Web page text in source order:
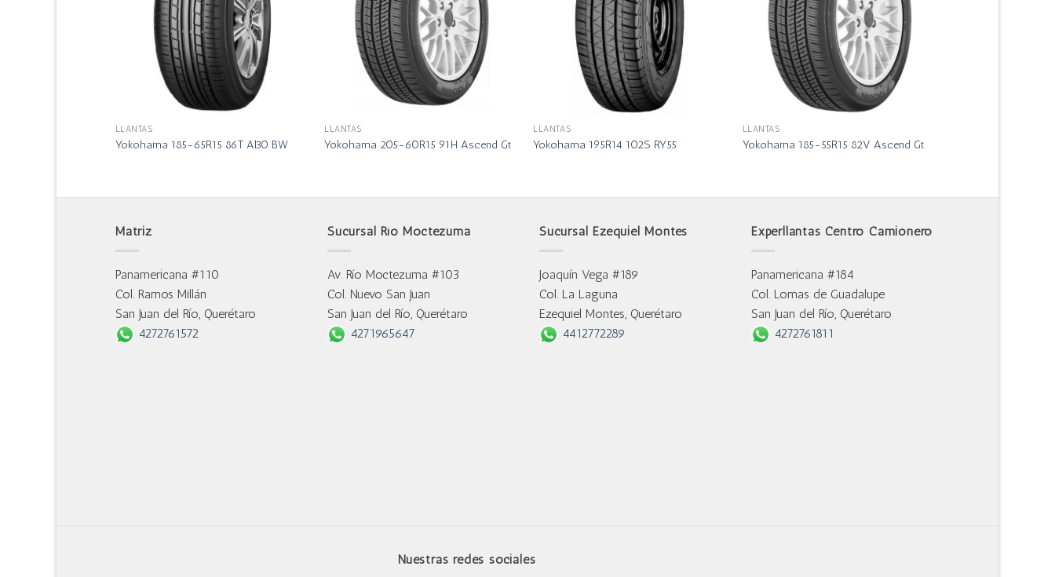
LLANTAS
Yokohama 185-65R15 86T Al30 BW
LLANTAS
Yokohama 205-60R15 91H Ascend Gt
LLANTAS
Yokohama 195R14 102S RY55
LLANTAS
Yokohama 185-55R15 82V Ascend Gt
Matriz
Panamericana #110
Col. Ramos Millán
San Juan del Río, Querétaro
4272761572
Sucursal Río Moctezuma
Av. Río Moctezuma #103
Col. Nuevo San Juan
San Juan del Río, Querétaro
4271965647
Sucursal Ezequiel Montes
Joaquín Vega #189
Col. La Laguna
Ezequiel Montes, Querétaro
4412772289
Experllantas Centro Camionero
Panamericana #184
Col. Lomas de Guadalupe
San Juan del Río, Querétaro
4272761811
Nuestras redes sociales